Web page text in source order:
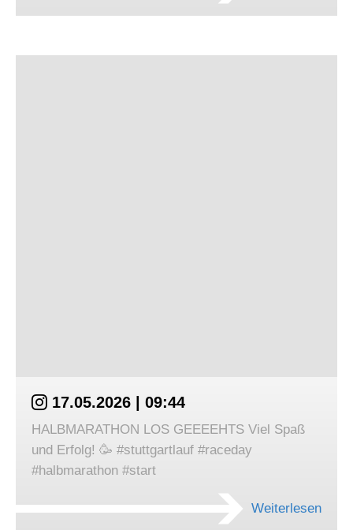
17.05.2026 | 09:44
HALBMARATHON LOS GEEEEHTS Viel Spaß
und Erfolg! 🥳 #stuttgartlauf #raceday
#halbmarathon #start
Weiterlesen